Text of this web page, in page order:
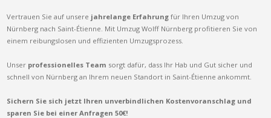
Vertrauen Sie auf unsere jahrelange Erfahrung für Ihren Umzug von
Nürnberg nach Saint-Étienne. Mit Umzug Wolff Nürnberg profitieren Sie von
einem reibungslosen und effizienten Umzugsprozess.
Unser professionelles Team sorgt dafür, dass Ihr Hab und Gut sicher und
schnell von Nürnberg an Ihrem neuen Standort in Saint-Étienne ankommt.
Sichern Sie sich jetzt Ihren unverbindlichen Kostenvoranschlag und
sparen Sie bei einer Anfragen 50€!